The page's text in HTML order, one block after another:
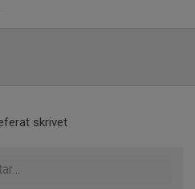
skrivet